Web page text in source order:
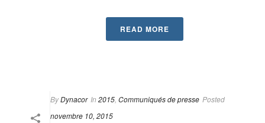
READ MORE
ByDynacor In 2015 Communiqués de presse Posted
novembre 10, 2015